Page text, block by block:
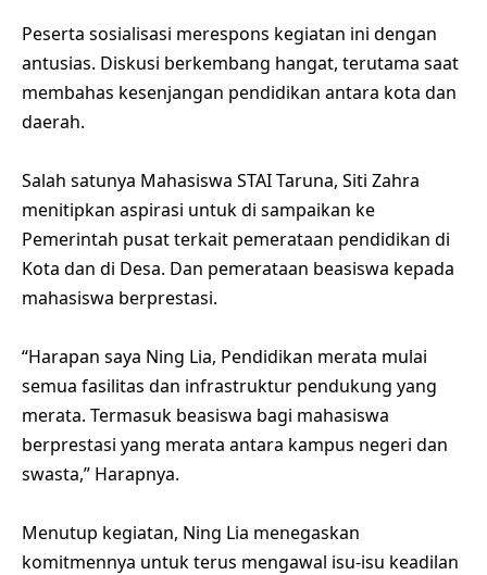
Peserta sosialisasi merespons kegiatan ini dengan
antusias. Diskusi berkembang hangat, terutama saat
membahas kesenjangan pendidikan antara kota dan
daerah.
Salah satunya Mahasiswa STAI Taruna, Siti Zahra
menitipkan aspirasi untuk di sampaikan ke
Pemerintah pusat terkait pemerataan pendidikan di
Kota dan di Desa. Dan pemerataan beasiswa kepada
mahasiswa berprestasi.
“Harapan saya Ning Lia, Pendidikan merata mulai
semua fasilitas dan infrastruktur pendukung yang
merata. Termasuk beasiswa bagi mahasiswa
berprestasi yang merata antara kampus negeri dan
swasta,” Harapnya.
Menutup kegiatan, Ning Lia menegaskan
komitmennya untuk terus mengawal isu-isu keadilan